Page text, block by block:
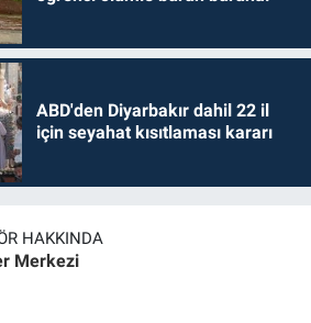
ABD'den Diyarbakır dahil 22 il
için seyahat kısıtlaması kararı
HAKKINDA
Merkezi